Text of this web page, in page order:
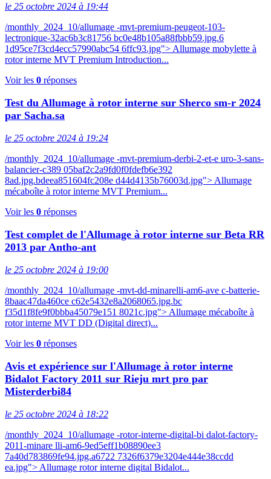
le 25 octobre 2024 à 19:44
/monthly_2024_10/allumage -mvt-premium-peugeot-103-
lectronique-32ac6b3c81756 bc0e48b105a88fbbb59.jpg.6
1d95ce7f3cd4ecc57990abc54 6ffc93.jpg"> Allumage mobylette à
rotor interne MVT Premium Introduction...
Voir les 0 réponses
Test du Allumage à rotor interne sur Sherco sm-r 2024
par Sacha.sa
le 25 octobre 2024 à 19:24
/monthly_2024_10/allumage -mvt-premium-derbi-2-et-e uro-3-sans-
balancier-c389 05baf2c2a9fd0f0fdefb6e392
8ad.jpg.bdeea851604fc208e d44d4135b76003d.jpg"> Allumage
mécaboîte à rotor interne MVT Premium...
Voir les 0 réponses
Test complet de l'Allumage à rotor interne sur Beta RR
2013 par Antho-ant
le 25 octobre 2024 à 19:00
/monthly_2024_10/allumage -mvt-dd-minarelli-am6-ave c-batterie-
8baac47da460ce c62e5432e8a2068065.jpg.bc
f35d1f8fe9f0bbba45079e151 8021c.jpg"> Allumage mécaboîte à
rotor interne MVT DD (Digital direct)...
Voir les 0 réponses
Avis et expérience sur l'Allumage à rotor interne
Bidalot Factory 2011 sur Rieju mrt pro par
Misterderbi84
le 25 octobre 2024 à 18:22
/monthly_2024_10/allumage -rotor-interne-digital-bi dalot-factory-
2011-minare lli-am6-9ed5eff1b08890ee3
7a40d783869fe94.jpg.a6722 7326f6379e3204e444e38ccdd
ea.jpg"> Allumage rotor interne digital Bidalot...